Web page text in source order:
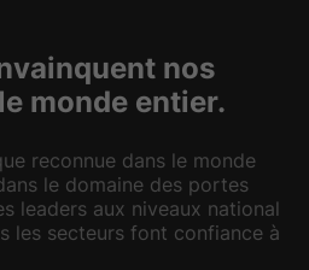
nos
monde entier.
reconnue dans le monde
le domaine des portes
leaders aux niveaux national
les secteurs font confiance à